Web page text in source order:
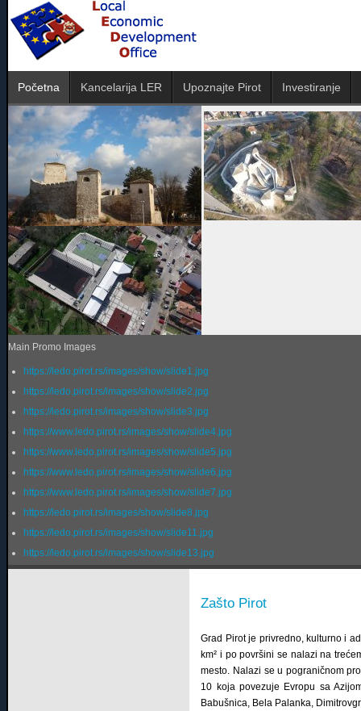
Početna Kancelarija LER Upoznajte Pirot Investiranje
Main Promo Images
https://ledo.pirot.rs/images/show/slide1.jpg
https://ledo.pirot.rs/images/show/slide2.jpg
https://ledo.pirot.rs/images/show/slide3.jpg
https://www.ledo.pirot.rs/images/show/slide4.jpg
https://www.ledo.pirot.rs/images/show/slide5.jpg
https://www.ledo.pirot.rs/images/show/slide6.jpg
https://www.ledo.pirot.rs/images/show/slide7.jpg
https://ledo.pirot.rs/images/show/slide8.jpg
https://ledo.pirot.rs/images/show/slide11.jpg
https://ledo.pirot.rs/images/show/slide13.jpg
Zašto Pirot
Grad Pirot je privredno, kulturno i
km² i po površini se nalazi na
mesto. Nalazi se u pograničnom
10 koja povezuje Evropu sa
Babušnica, Bela Palanka,